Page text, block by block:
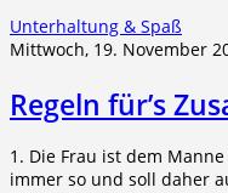
Unterhaltung & Spaß
Mittwoch, 19. November
Regeln für’s
1. Die Frau ist dem
immer so und soll daher